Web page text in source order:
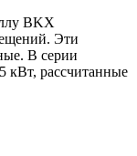
BKX
Эти
В серии
кВт, рассчитанные